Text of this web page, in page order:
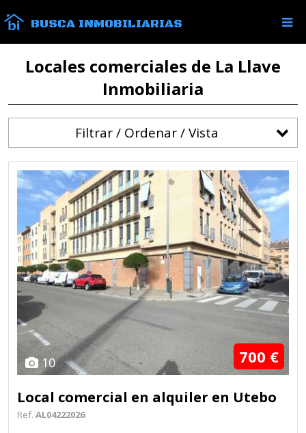
BUSCA INMOBILIARIAS
Locales comerciales de La Llave
Inmobiliaria
Filtrar / Ordenar / Vista
10 700 €
Local comercial en alquiler en Utebo
Ref. AL04222026